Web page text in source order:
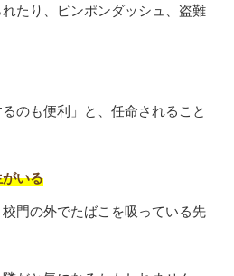
たり、ピンポンダッシュ、盗難
るのも便利」と、任命されること
いる
門の外でたばこを吸っている先